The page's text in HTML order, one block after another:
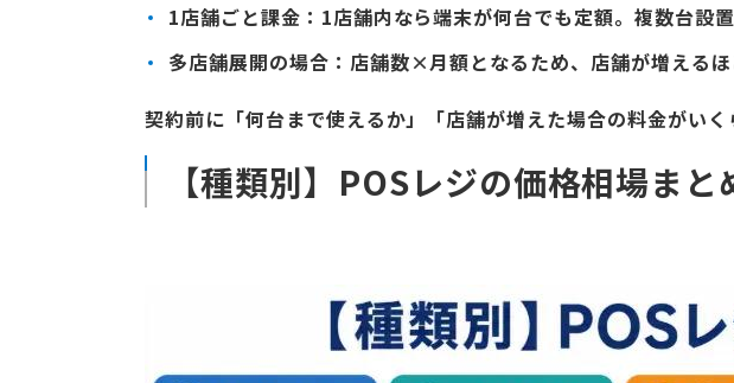
1店舗ごと課金 ：1店舗内なら端末が何台でも定額。複数台設
多店舗展開の場合 ：店舗数×月額となるため、店舗が増える
契約前に「何台まで使えるか」「店舗が増えた場合の料金がい
【種類別】POSレジの価格相場まと